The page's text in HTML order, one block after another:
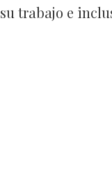
su trabajo e